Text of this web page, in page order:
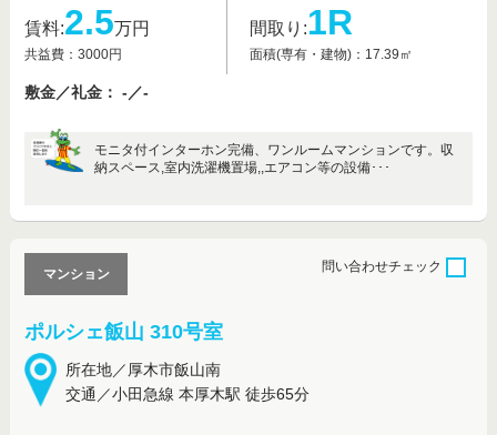
賃料:2.5万円
共益費：3000円
間取り:1R
面積(専有・建物)：17.39㎡
敷金／礼金： -／-
モニタ付インターホン完備、ワンルームマンションです。収
納スペース,室内洗濯機置場,,エアコン等の設備･･･
ポルシェ飯山 310号室
所在地／厚木市飯山南
交通／小田急線 本厚木駅 徒歩65分
マンション
問い合わせチェック